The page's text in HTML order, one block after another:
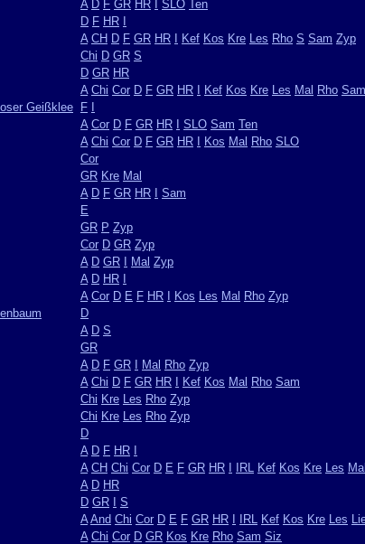
A D F GR HR SLO Ten
D F HR
A CH D F GR HR Kef Kos Kre Les Rho S Sam Zyp
Chi D GR S
D GR HR
A Chi Cor D F GR HR Kef Kos Kre Les Mal Rho Sam
Geißklee F
A Cor D F GR HR SLO Sam Ten
A Chi Cor D F GR HR Kos Mal Rho SLO
Cor
GR Kre Mal
A D F GR HR
Sam
E
GR P Zyp
Cor D GR Zyp
A D GR Mal Zyp
A D HR
A Cor D E F HR Kos Les Mal Rho Zyp
D
A D S
GR
A D F GR Mal Rho Zyp
A Chi D F GR HR Kef Kos Mal Rho Sam
Chi Kre Les Rho Zyp
Chi Kre Les Rho Zyp
D
A D F HR
A CH Chi Cor D E F GR HR IRL Kef Kos Kre Les
A D HR
D GR
S
A And Chi Cor D E F GR HR IRL Kef Kos Kre Les
A Chi Cor D GR Kos Kre Rho Sam Siz